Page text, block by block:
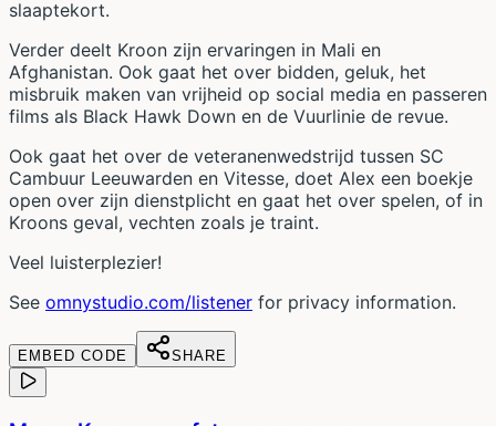
slaaptekort.
Verder deelt Kroon zijn ervaringen in Mali en
Afghanistan. Ook gaat het over bidden, geluk, het
misbruik maken van vrijheid op social media en passeren
films als Black Hawk Down en de Vuurlinie de revue.
Ook gaat het over de veteranenwedstrijd tussen SC
Cambuur Leeuwarden en Vitesse, doet Alex een boekje
open over zijn dienstplicht en gaat het over spelen, of in
Kroons geval, vechten zoals je traint.
Veel luisterplezier!
See omnystudio.com/listener for privacy information.
EMBED CODE SHARE